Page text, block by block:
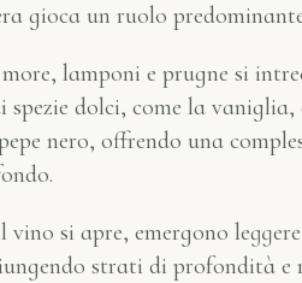
gioca un ruolo
lamponi e prugne si
spezie dolci, come la vaniglia,
nero, offrendo una
vino si apre, emergono
strati di profondità e